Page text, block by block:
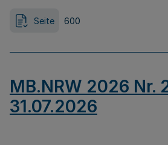
Seite 600
MB.NRW 2026 Nr.
31.07.2026